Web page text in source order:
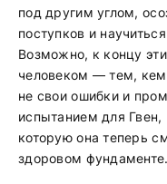
под другим углом,
поступков и
Возможно, к концу
человеком — тем,
не свои ошибки и
испытанием для
которую она теперь
здоровом фундаменте.